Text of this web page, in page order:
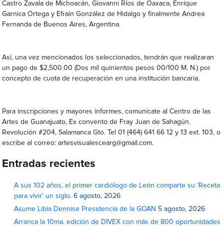
Castro Zavala de Michoacán, Giovanni Ríos de Oaxaca, Enrique
Garnica Ortega y Efraín González de Hidalgo y finalmente Andrea
Fernanda de Buenos Aires, Argentina.
Así, una vez mencionados los seleccionados, tendrán que realizaran
un pago de $2,500.00 (Dos mil quinientos pesos 00/100 M. N.) por
concepto de cuota de recuperación en una institución bancaria.
Para inscripciones y mayores informes, comunícate al Centro de las
Artes de Guanajuato, Ex convento de Fray Juan de Sahagún.
Revolución #204, Salamanca Gto. Tel 01 (464) 641 66 12 y 13 ext. 103, o
escribe al correo: artesvisualescearg@gmail.com.
Entradas recientes
A sus 102 años, el primer cardiólogo de León comparte su ‘Receta
para vivir’ un siglo. 6 agosto, 2026
Asume Libia Dennise Presidencia de la GOAN 5 agosto, 2026
Arranca la 10ma. edición de DIVEX con más de 800 oportunidades